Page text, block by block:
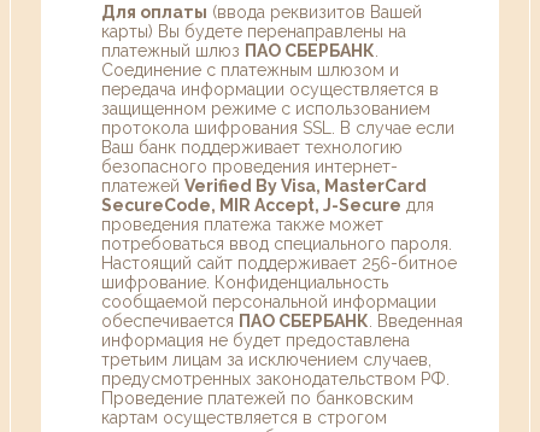
Для оплаты (ввода реквизитов Вашей
карты) Вы будете перенаправлены на
платежный шлюз ПАО СБЕРБАНК
Соединение с платежным шлюзом и
передача информации осуществляется в
защищенном режиме с использованием
протокола шифрования SSL. В случае если
Ваш банк поддерживает технологию
безопасного проведения интернет-
платежей Verified By Visa, MasterCard
SecureCode, MIR Accept, J-Secure для
проведения платежа также может
потребоваться ввод специального пароля.
Настоящий сайт поддерживает 256-битное
шифрование. Конфиденциальность
сообщаемой персональной информации
обеспечивается ПАО СБЕРБАНК . Введенная
информация не будет предоставлена
третьим лицам за исключением случаев,
предусмотренных законодательством РФ.
Проведение платежей по банковским
картам осуществляется в строгом